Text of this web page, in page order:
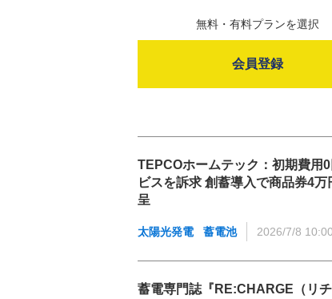
無料・有料プランを選択
会員登録
TEPCOホームテック：初期費用
ビスを訴求 創蓄導入で商品券4万
呈
太陽光発電 蓄電池 2026/7/8 10:00
蓄電専門誌『RE:CHARGE（リ